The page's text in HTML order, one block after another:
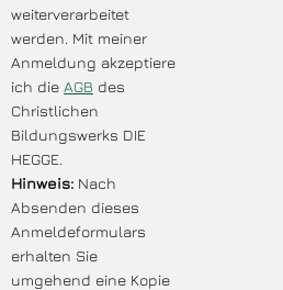
weiterverarbeitet
werden. Mit meiner
Anmeldung akzeptiere
ich die AGB des
Christlichen
Bildungswerks DIE
HEGGE.
Hinweis: Nach
Absenden dieses
Anmeldeformulars
erhalten Sie
umgehend eine Kopie